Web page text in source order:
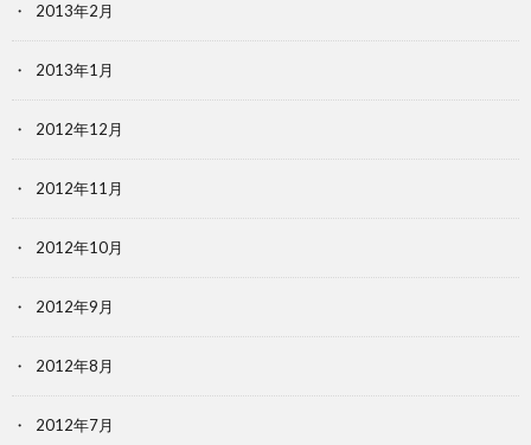
2013年2月
2013年1月
2012年12月
2012年11月
2012年10月
2012年9月
2012年8月
2012年7月